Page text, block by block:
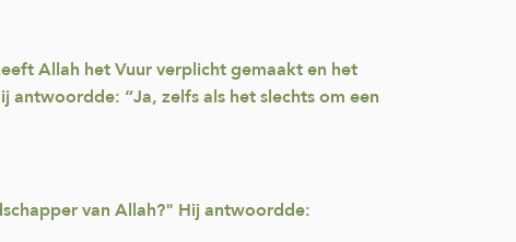
Allah het Vuur verplicht gemaakt en het
antwoordde: “Ja, zelfs als het slechts om een
van Allah?" Hij antwoordde: